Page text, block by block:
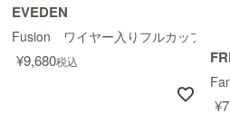
EVEDEN
Fusion ワイヤー入りフルカップ脇寄
¥9,680税込
¥